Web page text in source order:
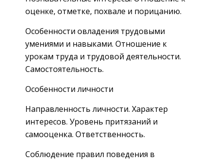
оценке, отметке, похвале и порицанию.
Особенности овладения трудовыми
умениями и навыками. Отношение к
урокам труда и трудовой деятельности.
Самостоятельность.
Особенности личности
Направленность личности. Характер
интересов. Уровень притязаний и
самооценка. Ответственность.
Соблюдение правил поведения в